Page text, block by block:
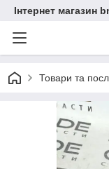
Інтернет магазин
Товари та